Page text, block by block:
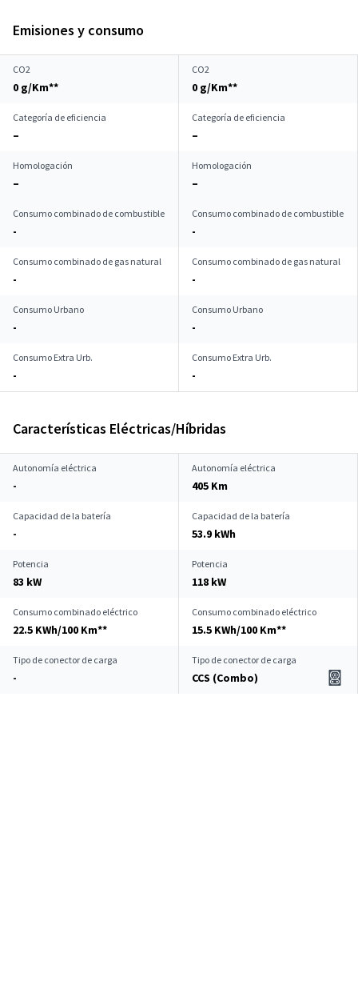
Emisiones y consumo
CO2
0 g/Km**
CO2
0 g/Km**
Categoría de eficiencia
–
Categoría de eficiencia
–
Homologación
–
Homologación
–
Consumo combinado de combustible
-
Consumo combinado de combustible
-
Consumo combinado de gas natural
-
Consumo combinado de gas natural
-
Consumo Urbano
-
Consumo Urbano
-
Consumo Extra Urb.
-
Consumo Extra Urb.
-
Características Eléctricas/Híbridas
Autonomía eléctrica
-
Autonomía eléctrica
405 Km
Capacidad de la batería
-
Capacidad de la batería
53.9 kWh
Potencia
83 kW
Potencia
118 kW
Consumo combinado eléctrico
22.5 KWh/100 Km**
Consumo combinado eléctrico
15.5 KWh/100 Km**
Tipo de conector de carga
-
Tipo de conector de carga
CCS (Combo)